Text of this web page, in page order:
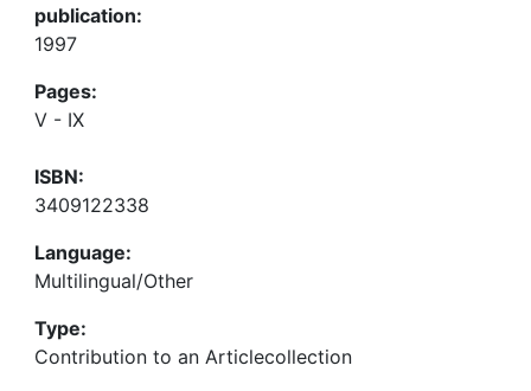
publication:
1997
Pages:
V - IX
ISBN:
3409122338
Language:
Multilingual/Other
Type:
Contribution to an Articlecollection